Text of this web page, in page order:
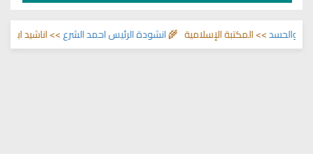
انشودة الرئيس احمد الشرع>> اناشيد ابراهيم الاحمد 🌾 المكتبة الإسلامية 🌾